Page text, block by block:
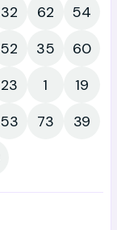
32 62
54
52 35
60
23 1
19
53 73
39